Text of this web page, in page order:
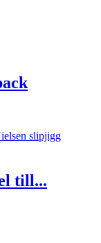
till...